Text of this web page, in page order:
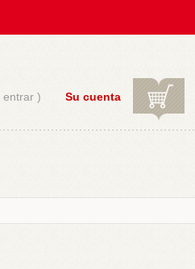
Su cuenta
entrar)